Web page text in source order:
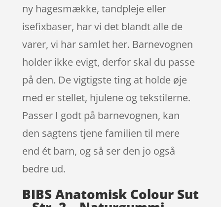
ny hagesmække, tandpleje eller
isefixbaser, har vi det blandt alle de
varer, vi har samlet her. Barnevognen
holder ikke evigt, derfor skal du passe
på den. De vigtigste ting at holde øje
med er stellet, hjulene og tekstilerne.
Passer I godt på barnevognen, kan
den sagtens tjene familien til mere
end ét barn, og så ser den jo også
bedre ud.
BIBS Anatomisk Colour Sut